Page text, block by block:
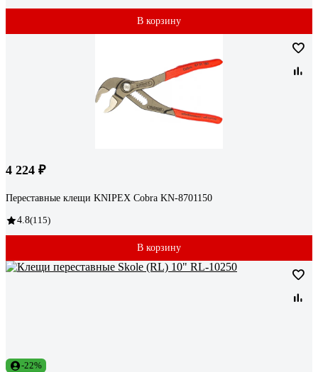
В корзину
4 224 ₽
Переставные клещи KNIPEX Cobra KN-8701150
4.8(115)
В корзину
-22%